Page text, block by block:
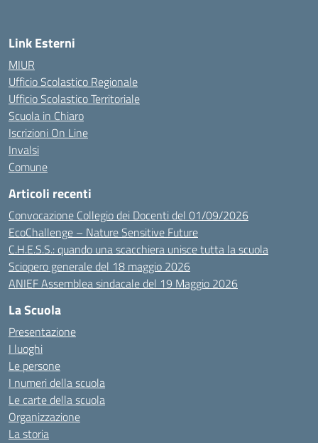
Link Esterni
MIUR
Ufficio Scolastico Regionale
Ufficio Scolastico Territoriale
Scuola in Chiaro
Iscrizioni On Line
Invalsi
Comune
Articoli recenti
Convocazione Collegio dei Docenti del 01/09/2026
EcoChallenge – Nature Sensitive Future
C.H.E.S.S.: quando una scacchiera unisce tutta la scuola
Sciopero generale del 18 maggio 2026
ANIEF Assemblea sindacale del 19 Maggio 2026
La Scuola
Presentazione
I luoghi
Le persone
I numeri della scuola
Le carte della scuola
Organizzazione
La storia